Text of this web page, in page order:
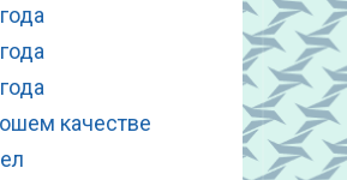
качестве